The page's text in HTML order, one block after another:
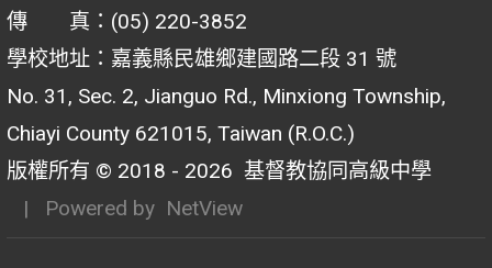
傳 真：(05) 220-3852
學校地址：嘉義縣民雄鄉建國路二段 31 號
No. 31, Sec. 2, Jianguo Rd., Minxiong Township,
Chiayi County 621015, Taiwan (R.O.C.)
版權所有 © 2018 - 2026 基督教協同高級中學
| Powered by NetView